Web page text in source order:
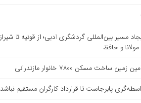
مسیر بین‌المللی گردشگری ادبی؛ از قونیه تا شیراز
مولانا و حافظ
زمین ساخت مسکن ۷۸۰۰ خانوار مازندرانی
پابرجاست تا قرارداد کارگران مستقیم نباشد